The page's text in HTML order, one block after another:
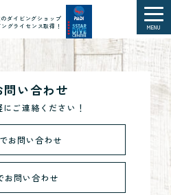
ダイビングショップ
グライセンス取得！
MENU
問い合わせ
にご連絡ください！
お問い合わせ
お問い合わせ